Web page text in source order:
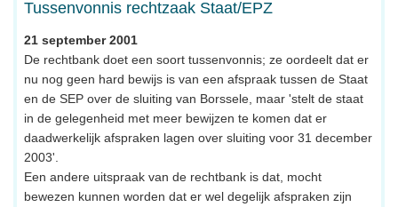
Tussenvonnis rechtzaak Staat/EPZ
21 september 2001
De rechtbank doet een soort tussenvonnis; ze oordeelt dat er
nu nog geen hard bewijs is van een afspraak tussen de Staat
en de SEP over de sluiting van Borssele, maar 'stelt de staat
in de gelegenheid met meer bewijzen te komen dat er
daadwerkelijk afspraken lagen over sluiting voor 31 december
2003'.
Een andere uitspraak van de rechtbank is dat, mocht
bewezen kunnen worden dat er wel degelijk afspraken zijn